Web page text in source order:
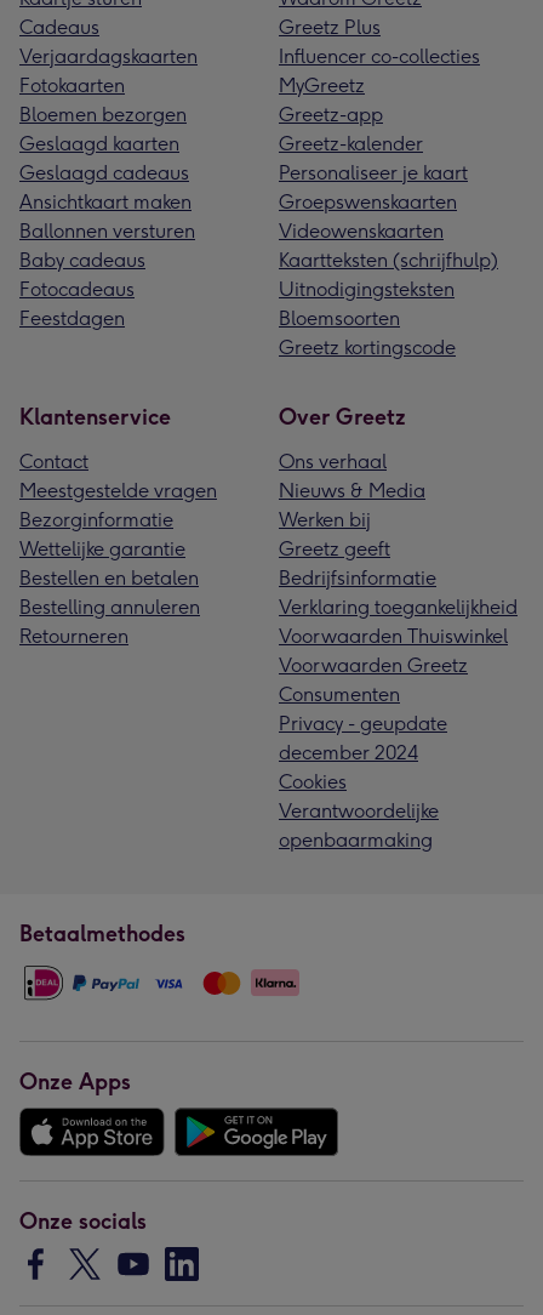
Cadeaus
Verjaardagskaarten
Fotokaarten
Bloemen bezorgen
Geslaagd kaarten
Geslaagd cadeaus
Ansichtkaart maken
Ballonnen versturen
Baby cadeaus
Fotocadeaus
Feestdagen
Greetz Plus
Influencer co-collecties
MyGreetz
Greetz-app
Greetz-kalender
Personaliseer je kaart
Groepswenskaarten
Videowenskaarten
Kaartteksten (schrijfhulp)
Uitnodigingsteksten
Bloemsoorten
Greetz kortingscode
Klantenservice
Contact
Meestgestelde vragen
Bezorginformatie
Wettelijke garantie
Bestellen en betalen
Bestelling annuleren
Retourneren
Over Greetz
Ons verhaal
Nieuws & Media
Werken bij
Greetz geeft
Bedrijfsinformatie
Verklaring toegankelijkheid
Voorwaarden Thuiswinkel
Voorwaarden Greetz
Consumenten
Privacy - geupdate
december 2024
Cookies
Verantwoordelijke
openbaarmaking
Betaalmethodes
Onze Apps
Onze socials